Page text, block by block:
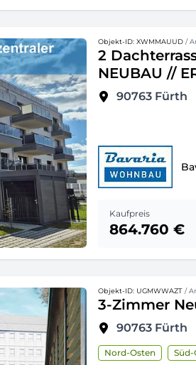
Objekt-ID: XWMMAUUD /
2
NEUBAU //
90763 Fürth
Kaufpreis
864.760 €
Objekt-ID: UGMWWAZT /
3-Zimmer
90763 Fürth
Nord-Osten Süd-